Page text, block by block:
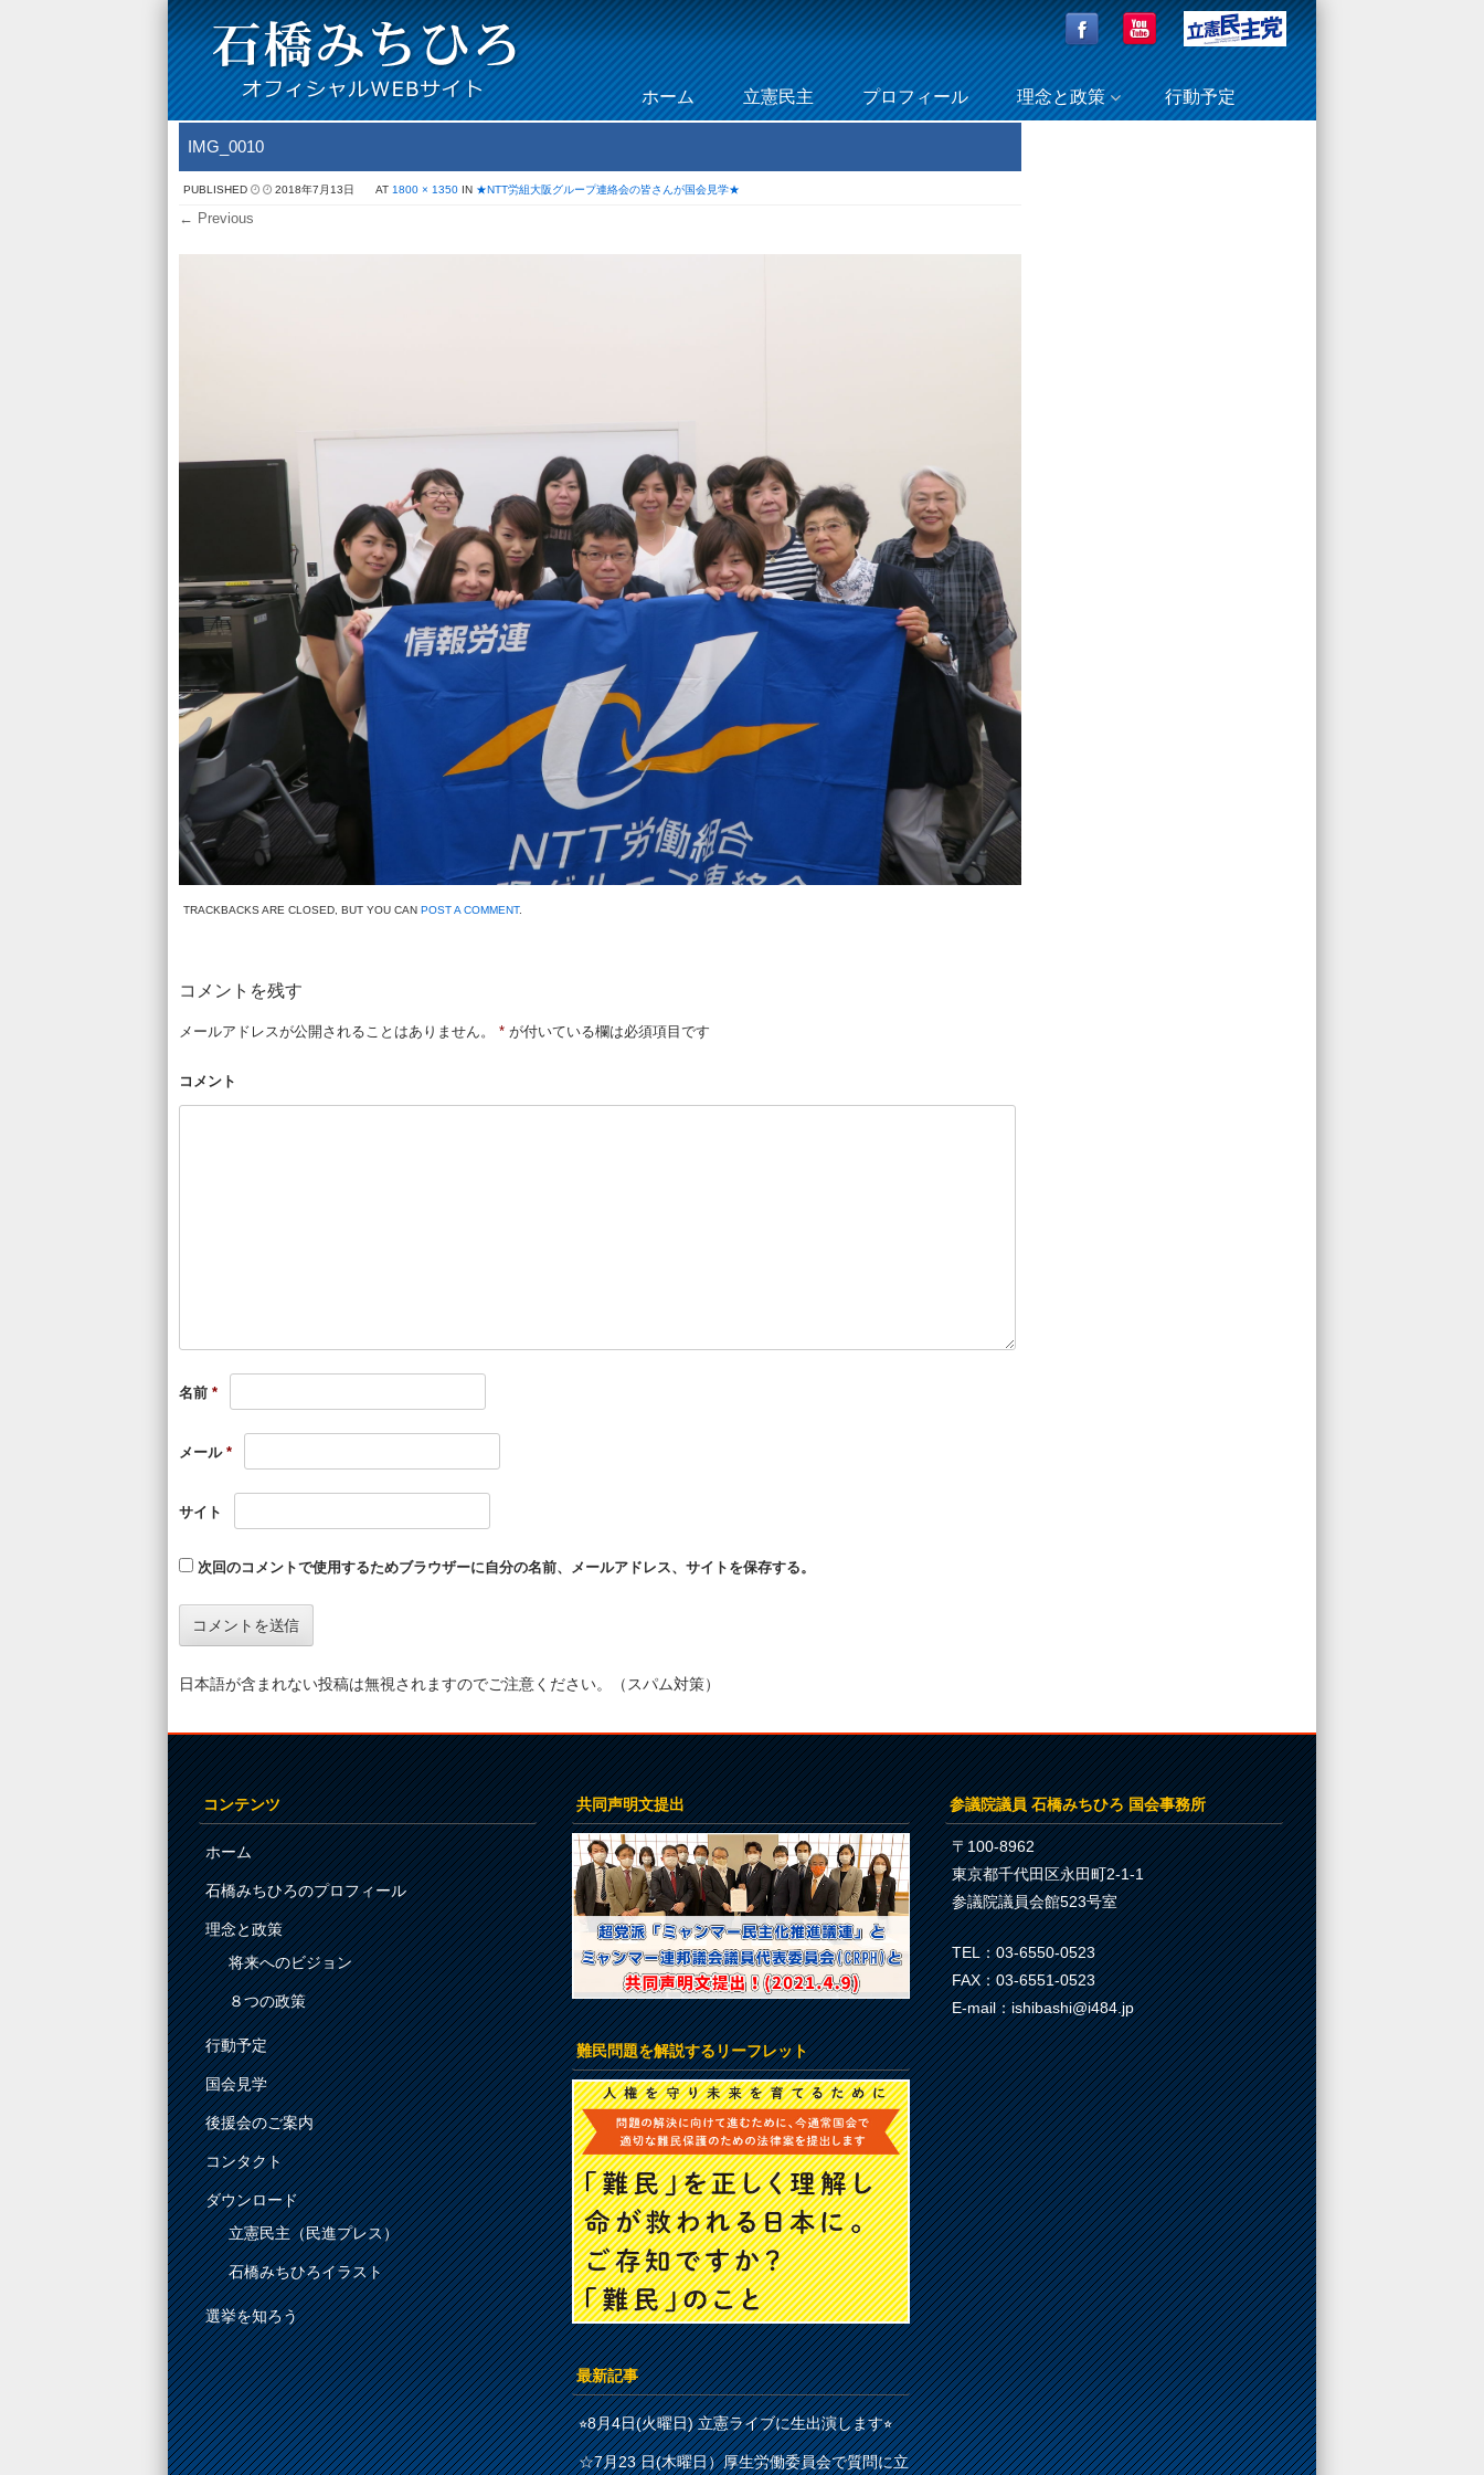
Menu
Skip to content
ホーム 立憲民主 プロフィール 理念と政策 行動予定
IMG_0010
PUBLISHED 2018年7月13日 AT 1800 × 1350 IN ★NTT労組大阪グループ連絡会の皆さんが国会見学★
← Previous
TRACKBACKS ARE CLOSED, BUT YOU CAN POST A COMMENT.
コメントを残す
メールアドレスが公開されることはありません。 * が付いている欄は必須項目です
コメント
名前 *
メール *
サイト
次回のコメントで使用するためブラウザーに自分の名前、メールアドレス、サイトを保存する。
日本語が含まれない投稿は無視されますのでご注意ください。（スパム対策）
コンテンツ
ホーム
石橋みちひろのプロフィール
理念と政策
将来へのビジョン
８つの政策
行動予定
国会見学
後援会のご案内
コンタクト
ダウンロード
立憲民主（民進プレス）
石橋みちひろイラスト
選挙を知ろう
共同声明文提出
難民問題を解説するリーフレット
最新記事
⭐︎8月4日(火曜日) 立憲ライブに生出演します⭐︎
☆7月23 日(木曜日）厚生労働委員会で質問に立
参議院議員 石橋みちひろ 国会事務所
〒100-8962
東京都千代田区永田町2-1-1
参議院議員会館523号室
TEL：03-6550-0523
FAX：03-6551-0523
E-mail：ishibashi@i484.jp